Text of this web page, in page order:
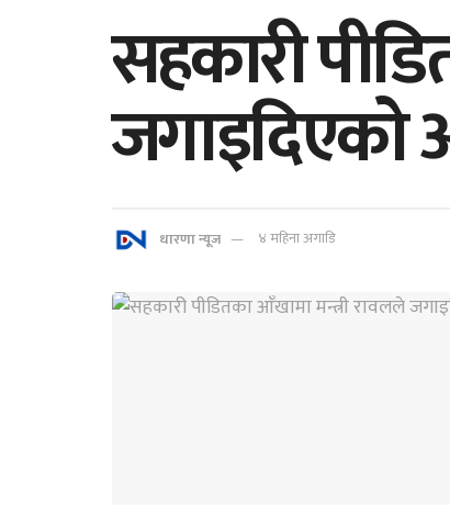
सहकारी
धारणा न्यूज ४ महिना अगाडि